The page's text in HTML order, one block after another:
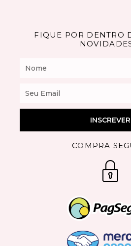
FIQUE POR DENTRO
INSCREVER
COMPRA